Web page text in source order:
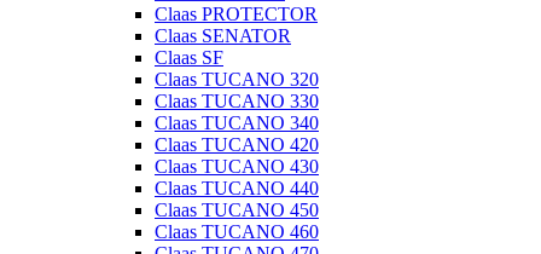
Claas PROTECTOR
Claas SENATOR
Claas SF
Claas TUCANO 320
Claas TUCANO 330
Claas TUCANO 340
Claas TUCANO 420
Claas TUCANO 430
Claas TUCANO 440
Claas TUCANO 450
Claas TUCANO 460